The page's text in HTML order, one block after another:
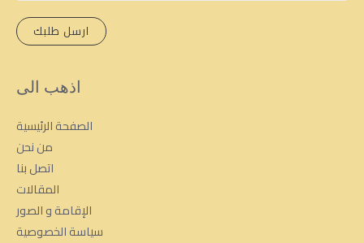
ارسل طلبك
اذهب الى
الصفحة الرئيسية
من نحن
اتصل بنا
المقالات
الإقامة و الصور
سياسة الخصوصية